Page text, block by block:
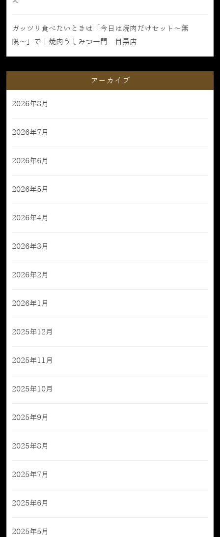
ガッツリ食べたいときは「今日は焼肉だけセット〜無
限〜」で｜焼肉うしみつ一門 目黒店
アーカイブ
2026年8月
2026年7月
2026年6月
2026年5月
2026年4月
2026年3月
2026年2月
2026年1月
2025年12月
2025年11月
2025年10月
2025年9月
2025年8月
2025年7月
2025年6月
2025年5月